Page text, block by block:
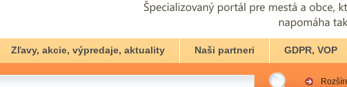
Zľavy, akcie, výpredaje, aktuality Naši partneri GDPR, VOP